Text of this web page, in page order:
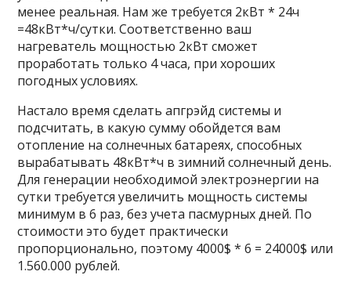
менее реальная. Нам же требуется 2кВт * 24ч
=48кВт*ч/сутки. Соответственно ваш
нагреватель мощностью 2кВт сможет
проработать только 4 часа, при хороших
погодных условиях.
Настало время сделать апгрэйд системы и
подсчитать, в какую сумму обойдется вам
отопление на солнечных батареях, способных
вырабатывать 48кВт*ч в зимний солнечный день.
Для генерации необходимой электроэнергии на
сутки требуется увеличить мощность системы
минимум в 6 раз, без учета пасмурных дней. По
стоимости это будет практически
пропорционально, поэтому 4000$ * 6 = 24000$ или
1.560.000 рублей.